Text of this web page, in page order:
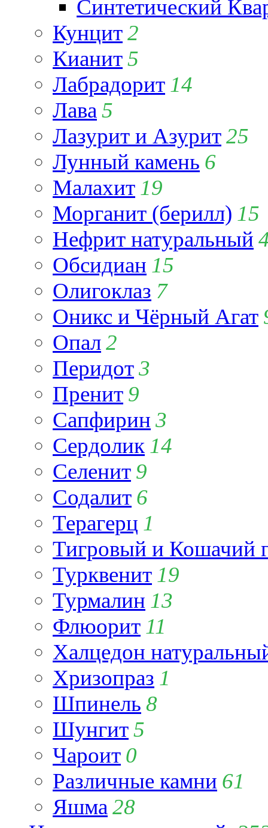
Синтетический
Кунцит2
Кианит5
Лабрадорит 14
Лава 5
Лазурит и Азурит25
Лунный камень 6
Малахит 19
Морганит (берилл) 15
Нефрит натуральный
Обсидиан 15
Олигоклаз 7
Оникс и Чёрный Агат
Опал2
Перидот3
Пренит 9
Сапфирин 3
Сердолик 14
Селенит 9
Содалит 6
Терагерц 1
Тигровый и Кошачий
Турквенит 19
Турмалин 13
Флюорит 11
Халцедон
Хризопраз 1
Шпинель 8
Шунгит5
Чароит 0
Различные камни 61
Яшма 28